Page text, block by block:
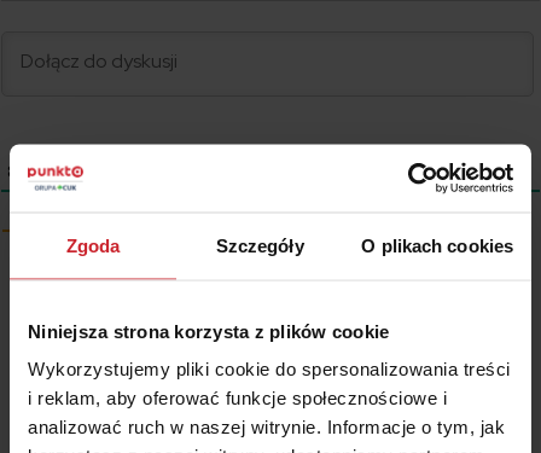
Zgoda Szczegóły O plikach cookies
Niniejsza strona korzysta z plików cookie
Wykorzystujemy pliki cookie do spersonalizowania treści
i reklam, aby oferować funkcje społecznościowe i
analizować ruch w naszej witrynie. Informacje o tym, jak
8 KOMENTARZE
Wszystkie treści prezentowane na łamach niniejszej witryny
internetowej mają charakter wyłącznie informacyjno-edukacyjny,
stanowiąc wyraz osobistych poglądów ich autora/ów oraz nie nie